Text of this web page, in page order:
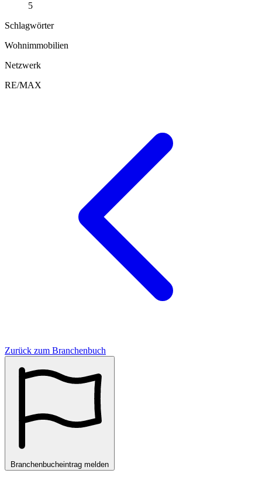
5
Schlagwörter
Wohnimmobilien
Netzwerk
RE/MAX
Zurück zum Branchenbuch
Branchenbucheintrag melden